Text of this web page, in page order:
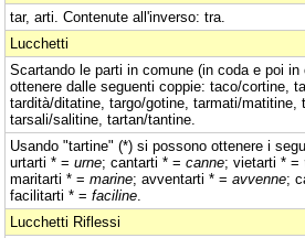
tar, arti. Contenute all'inverso: tra.
Lucchetti
Scartando le parti in comune (in coda e poi
ottenere dalle seguenti coppie: taco/cortine,
tardità/ditatine, targo/gotine, tarmati/matitine,
tarsali/salitine, tartan/tantine.
Usando "tartine" (*) si possono ottenere i
urtarti * = urne; cantarti * = canne; vietarti * =
maritarti * = marine; avventarti * = avvenne;
facilitarti * = faciline
Lucchetti Riflessi